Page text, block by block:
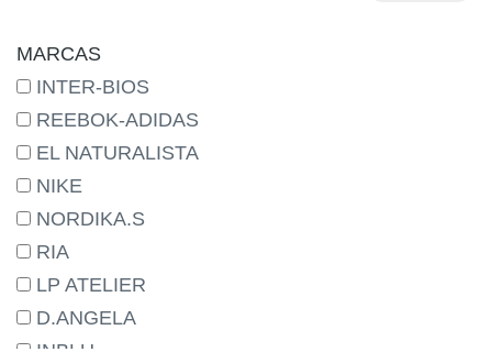
25
26
27
27-
28
29
29-
30
31
31M
MARCAS
INTER-BIOS
REEBOK-ADIDAS
EL NATURALISTA
NIKE
NORDIKA.S
RIA
LP ATELIER
D.ANGELA
INBLU